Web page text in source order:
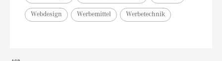
Webdesign Werbemittel Werbetechnik